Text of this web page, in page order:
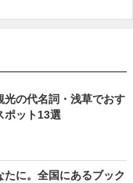
光の代名詞・浅草でおす
ポット13選
たに。全国にあるブック